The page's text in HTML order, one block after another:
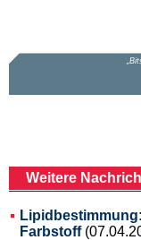
Weitere
Farbstoff